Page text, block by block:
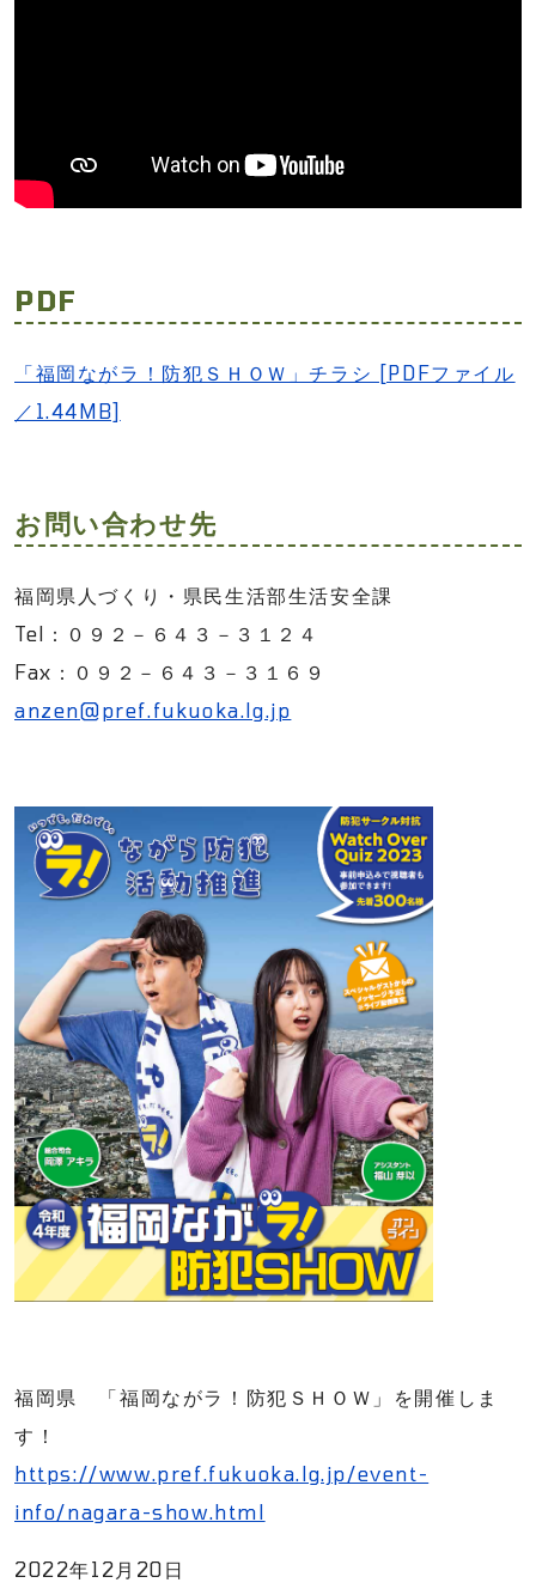
PDF
「福岡ながラ！防犯ＳＨＯＷ」チラシ [PDFファイル
／1.44MB]
お問い合わせ先
福岡県人づくり・県民生活部生活安全課
Tel：０９２－６４３－３１２４
Fax：０９２－６４３－３１６９
anzen@pref.fukuoka.lg.jp
福岡県 「福岡ながラ！防犯ＳＨＯＷ」を開催しま
す！
https://www.pref.fukuoka.lg.jp/event-
info/nagara-show.html
2022年12月20日